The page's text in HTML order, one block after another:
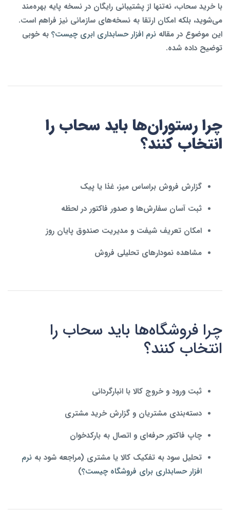
با خرید سحاب، نه‌تنها از پشتیبانی رایگان در نسخه پایه بهره‌مند
می‌شوید، بلکه امکان ارتقا به نسخه‌های سازمانی نیز فراهم است.
این موضوع در مقاله نرم‌ افزار حسابداری ابری چیست؟ به خوبی
توضیح داده شده.
چرا رستوران‌ها باید سحاب را
انتخاب کنند؟
گزارش فروش براساس میز، غذا یا پیک
ثبت آسان سفارش‌ها و صدور فاکتور در لحظه
امکان تعریف شیفت و مدیریت صندوق پایان روز
مشاهده نمودارهای تحلیلی فروش
چرا فروشگاه‌ها باید سحاب را
انتخاب کنند؟
ثبت ورود و خروج کالا با انبارگردانی
دسته‌بندی مشتریان و گزارش خرید مشتری
چاپ فاکتور حرفه‌ای و اتصال به بارکدخوان
تحلیل سود به تفکیک کالا یا مشتری (مراجعه شود به نرم‌
افزار حسابداری برای فروشگاه چیست؟)